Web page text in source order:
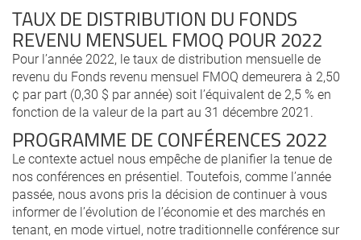
TAUX DE DISTRIBUTION DU FONDS
REVENU MENSUEL FMOQ POUR 2022
Pour l’année 2022, le taux de distribution mensuelle de
revenu du Fonds revenu mensuel FMOQ demeurera à 2,50
¢ par part (0,30 $ par année) soit l’équivalent de 2,5 % en
fonction de la valeur de la part au 31 décembre 2021.
PROGRAMME DE CONFÉRENCES 2022
Le contexte actuel nous empêche de planifier la tenue de
nos conférences en présentiel. Toutefois, comme l’année
passée, nous avons pris la décision de continuer à vous
informer de l’évolution de l’économie et des marchés en
tenant, en mode virtuel, notre traditionnelle conférence sur